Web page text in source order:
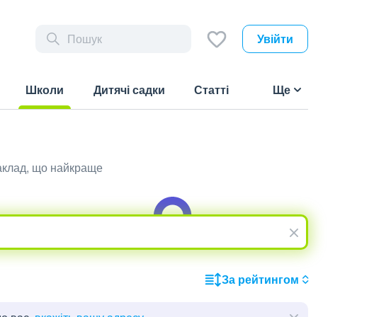
Увійти
Школи
Дитячі садки Статті Ще
що найкраще
За рейтингом